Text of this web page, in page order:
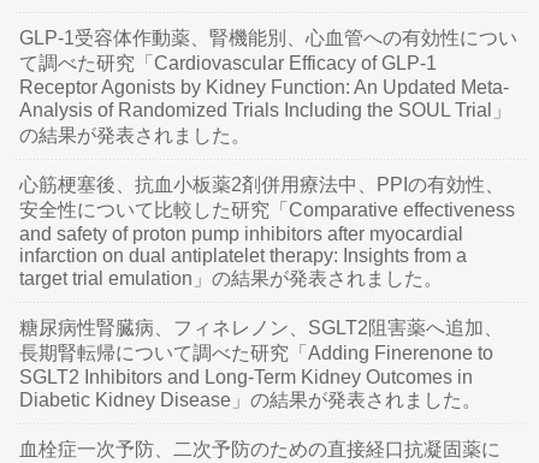
GLP-1受容体作動薬、腎機能別、心血管への有効性につい
て調べた研究「Cardiovascular Efficacy of GLP-1
Receptor Agonists by Kidney Function: An Updated Meta-
Analysis of Randomized Trials Including the SOUL Trial」
の結果が発表されました。
心筋梗塞後、抗血小板薬2剤併用療法中、PPIの有効性、
安全性について比較した研究「Comparative effectiveness
and safety of proton pump inhibitors after myocardial
infarction on dual antiplatelet therapy: Insights from a
target trial emulation」の結果が発表されました。
糖尿病性腎臓病、フィネレノン、SGLT2阻害薬へ追加、
長期腎転帰について調べた研究「Adding Finerenone to
SGLT2 Inhibitors and Long-Term Kidney Outcomes in
Diabetic Kidney Disease」の結果が発表されました。
血栓症一次予防、二次予防のための直接経口抗凝固薬に